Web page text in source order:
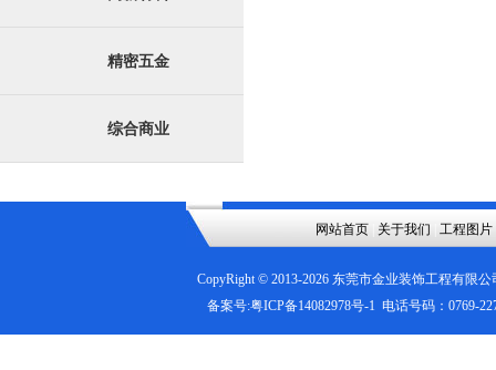
精密五金
综合商业
网站首页| 关于我们 工程图片
CopyRight © 2013-2026 东莞市金业装饰工程有限公
备案号:粤ICP备14082978号-1 电话号码：0769-